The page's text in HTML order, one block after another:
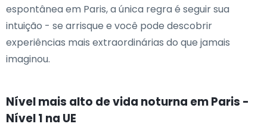
espontânea em Paris, a única regra é seguir sua
intuição - se arrisque e você pode descobrir
experiências mais extraordinárias do que jamais
imaginou.
Nível mais alto de vida noturna em Paris -
Nível 1 na UE